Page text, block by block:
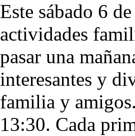
Este sábado 6
actividades
pasar una
interesantes y
familia y
13:30. Cada